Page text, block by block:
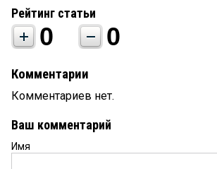
Рейтинг статьи
0 0
Комментарии
Комментариев нет.
Ваш комментарий
Имя